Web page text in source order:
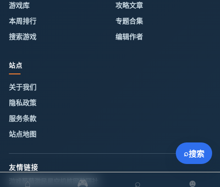
游戏库
本周排行
搜索游戏
攻略文章
专题合集
编辑作者
站点
关于我们
隐私政策
服务条款
站点地图
友情链接
游戏葡萄 机核网游研社
⌂ 🎮 ⌕ ☻
⌕搜索